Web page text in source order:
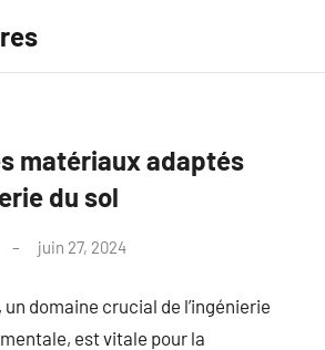
matériaux adaptés
du sol
juin 27, 2024
un domaine crucial de l’ingénierie
est vitale pour la